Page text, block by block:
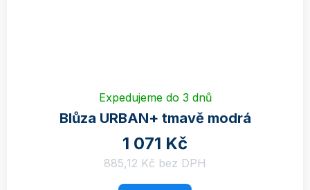
Expedujeme do 3 dnů
Blůza URBAN+ tmavě modrá
1 071 Kč
885,12 Kč bez DPH